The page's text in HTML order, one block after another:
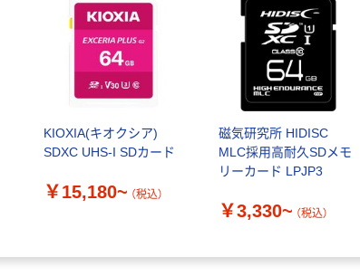
KIOXIA(キオクシア)
SDXC UHS-I SDカード
￥15,180~ （税込）
磁気研究所 HIDISC
MLC採用高耐久SDメモ
リーカード LPJP3
￥3,330~ （税込）